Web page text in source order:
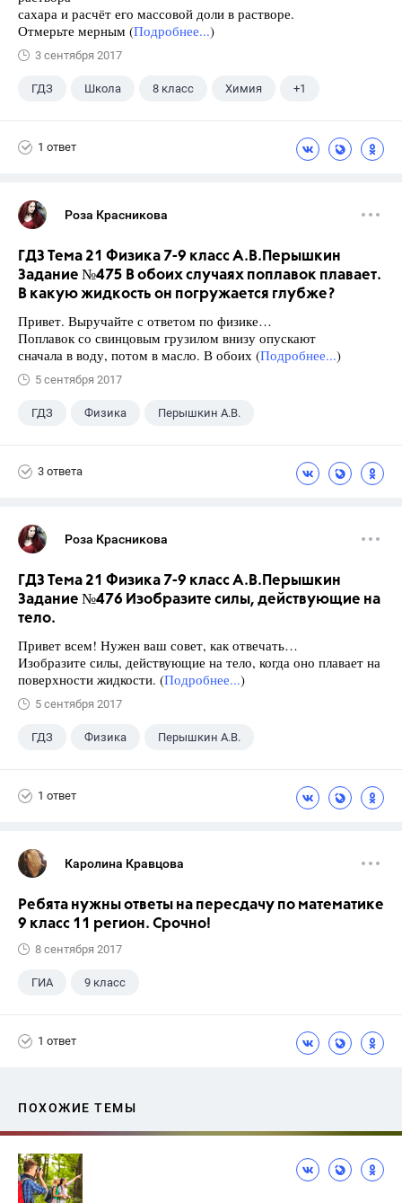
сахара и расчёт его массовой доли в растворе.
Отмерьте мерным (Подробнее...)
3 сентября 2017
ГДЗ Школа 8 класс Химия +1
1 ответ
Роза Красникова
ГДЗ Тема 21 Физика 7-9 класс А.В.Перышкин
Задание №475 В обоих случаях поплавок плавает.
В какую жидкость он погружается глубже?
Привет. Выручайте с ответом по физике…
Поплавок со свинцовым грузилом внизу опускают
сначала в воду, потом в масло. В обоих (Подробнее...)
5 сентября 2017
ГДЗ Физика Перышкин А.В.
3 ответа
Роза Красникова
ГДЗ Тема 21 Физика 7-9 класс А.В.Перышкин
Задание №476 Изобразите силы, действующие на
тело.
Привет всем! Нужен ваш совет, как отвечать…
Изобразите силы, действующие на тело, когда оно плавает на
поверхности жидкости. (Подробнее...)
5 сентября 2017
ГДЗ Физика Перышкин А.В.
1 ответ
Каролина Кравцова
Ребята нужны ответы на пересдачу по математике
9 класс 11 регион. Срочно!
8 сентября 2017
ГИА 9 класс
1 ответ
ПОХОЖИЕ ТЕМЫ